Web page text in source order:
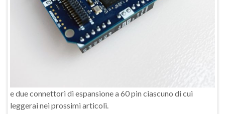
e due connettori di espansione a 60 pin ciascuno di cui
leggerai nei prossimi articoli.